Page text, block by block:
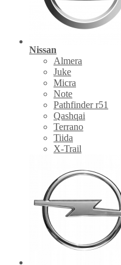
Nissan
Almera
Juke
Micra
Note
Pathfinder r51
Qashqai
Terrano
Tiida
X-Trail